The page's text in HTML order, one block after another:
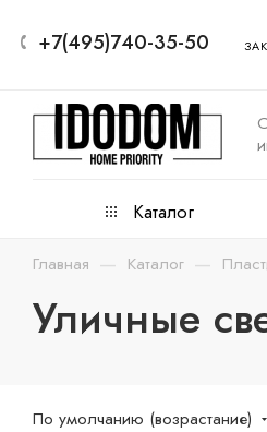
+7(495)740-35-50
Каталог
Главная — Каталог —
Уличные
По умолчанию (возрастание)